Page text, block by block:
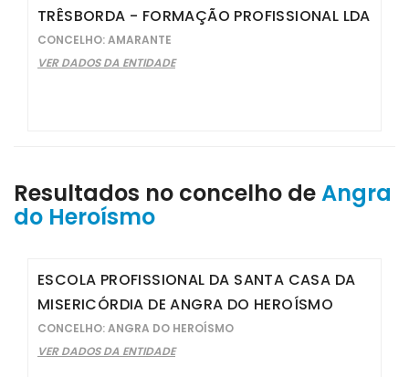
TRÊSBORDA - FORMAÇÃO PROFISSIONAL LDA
CONCELHO: AMARANTE
VER DADOS DA ENTIDADE
Resultados no concelho deAngra
do Heroísmo
ESCOLA PROFISSIONAL DA SANTA CASA DA
MISERICÓRDIA DE ANGRA DO HEROÍSMO
CONCELHO: ANGRA DO HEROÍSMO
VER DADOS DA ENTIDADE